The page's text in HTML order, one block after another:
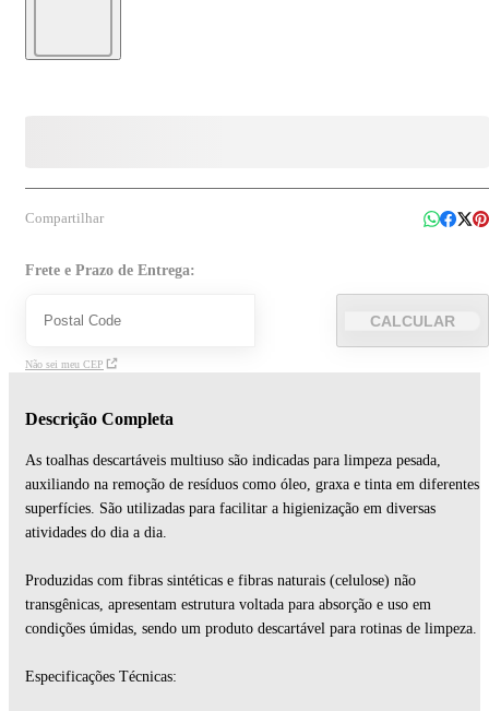
Compartilhar
Frete e Prazo de Entrega:
CALCULAR
Não sei meu CEP
Descrição Completa
As toalhas descartáveis multiuso são indicadas para limpeza pesada,
auxiliando na remoção de resíduos como óleo, graxa e tinta em diferentes
superfícies. São utilizadas para facilitar a higienização em diversas
atividades do dia a dia.
Produzidas com fibras sintéticas e fibras naturais (celulose) não
transgênicas, apresentam estrutura voltada para absorção e uso em
condições úmidas, sendo um produto descartável para rotinas de limpeza.
Especificações Técnicas: